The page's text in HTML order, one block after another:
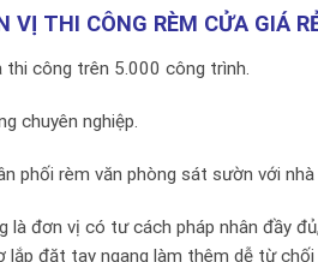
VỊ THI CÔNG RÈM CỬA GIÁ
thi công trên 5.000 công trình.
chuyên nghiệp.
phối rèm văn phòng sát sườn với
là đơn vị có tư cách pháp nhân đầy
đặt tay ngang làm thêm dễ từ